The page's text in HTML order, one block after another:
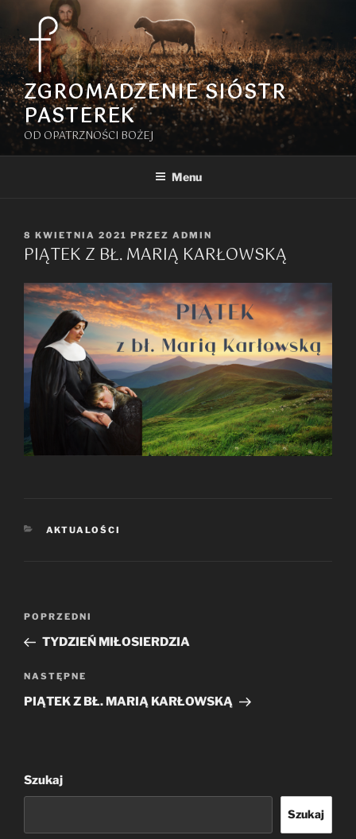
Przejdź
treści
ZGROMADZENIE SIÓSTR
PASTEREK
OD OPATRZNOŚCI BOŻEJ
Menu
OPUBLIKOWANE
W
8 KWIETNIA 2021 PRZEZ ADMIN
PIĄTEK Z BŁ. MARIĄ KARŁOWSKĄ
KATEGORIE
AKTUALOŚCI
wpisu
Poprzedni
wpis
POPRZEDNI
TYDZIEŃ MIŁOSIERDZIA
Następny
wpis
NASTĘPNE
PIĄTEK Z BŁ. MARIĄ KARŁOWSKĄ
Szukaj
Szukaj